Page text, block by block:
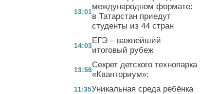
13:01
международном формате:
в Татарстан приедут
студенты из 44 стран
14:03
ЕГЭ – важнейший
итоговый рубеж
13:56
Секрет детского технопарка
«Кванториум»:
11:35Уникальная среда ребёнка